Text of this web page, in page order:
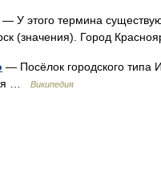
— У этого термина
(значения). Город
— Посёлок городского типа
…
Википедия